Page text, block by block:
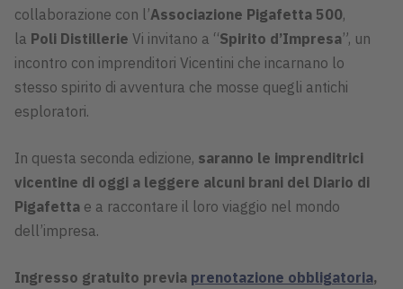
collaborazione con l’Associazione Pigafetta 500,
la Poli Distillerie Vi invitano a “Spirito d’Impresa”, un
incontro con imprenditori Vicentini che incarnano lo
stesso spirito di avventura che mosse quegli antichi
esploratori.
In questa seconda edizione, saranno le imprenditrici
vicentine di oggi a leggere alcuni brani del Diario di
Pigafetta e a raccontare il loro viaggio nel mondo
dell’impresa.
Ingresso gratuito previa prenotazione obbligatoria,